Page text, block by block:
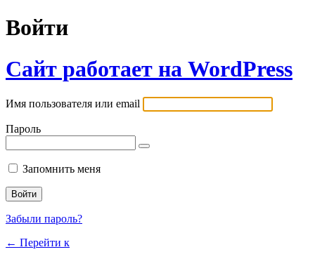
Войти
Сайт работает на WordPress
Имя пользователя или email
Пароль
Запомнить меня
Забыли пароль?
← Перейти к